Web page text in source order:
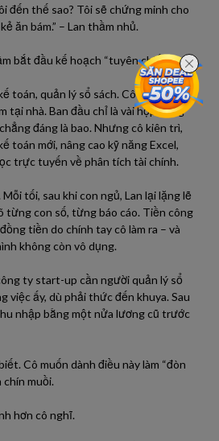
đến thế sao? Tôi sẽ chứng minh cho
ăn bám.” – Lan thầm nhủ.
bắt đầu kế hoạch “tuyên chiến”.
toán, quản lý sổ sách. Cô tìm các
tại nhà. Ban đầu chỉ là vài hợp đồng
đáng là bao. Nhưng cô kiên trì,
toán mới, nâng cao kỹ năng Excel,
trực tuyến về phân tích tài chính.
tối, sau khi con ngủ, Lan lại lặng lẽ
từng con số, từng báo cáo. Tiền công
tiền do chính tay cô làm ra – và
không còn vô dụng.
ty start-up cần người quản lý sổ
việc ấy, dù phải thức đến khuya. Sau
nhập bằng một nửa lương cũ trước
Cô muốn dành điều này làm “đòn
chín muồi.
hơn cô nghĩ.